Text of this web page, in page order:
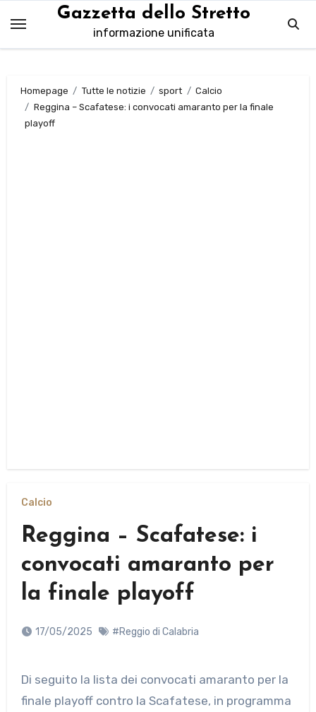
contenuto
Gazzetta dello Stretto
informazione unificata
Homepage Tutte le notizie sport
Calcio
Reggina – Scafatese: i convocati amaranto per la finale
playoff
Calcio
Reggina – Scafatese: i
convocati amaranto per
la finale playoff
17/05/2025 #Reggio di Calabria
Di seguito la lista dei convocati amaranto per la
finale playoff contro la Scafatese, in programma